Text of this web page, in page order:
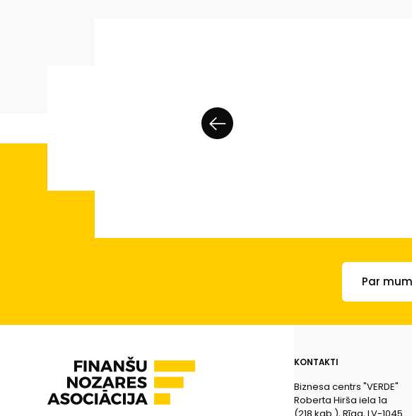
Par
KONTAKTI
Biznesa centrs "VERDE"
Roberta Hirša iela 1a
(218.kab.), Rīga, LV-1045